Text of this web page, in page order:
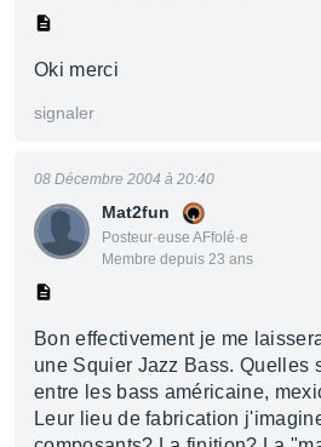
Oki merci
signaler
Mat2fun
Posteur·euse AFfolé·e
Membre depuis 23 ans
08 Décembre 2004 à 20:40
Bon effectivement je me
une Squier Jazz Bass. Quelles
entre les bass américaine,
Leur lieu de fabrication